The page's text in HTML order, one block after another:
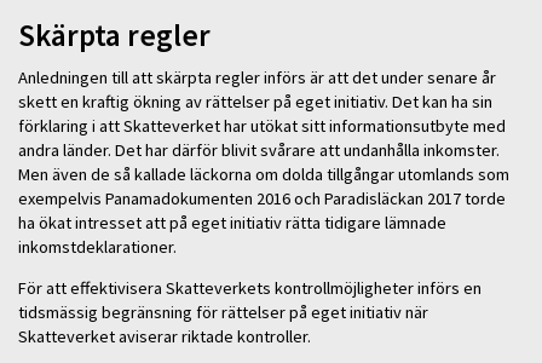
Skärpta regler
Anledningen till att skärpta regler införs är att det under senare år
skett en kraftig ökning av rättelser på eget initiativ. Det kan ha sin
förklaring i att Skatteverket har utökat sitt informationsutbyte med
andra länder. Det har därför blivit svårare att undanhålla inkomster.
Men även de så kallade läckorna om dolda tillgångar utomlands som
exempelvis Panamadokumenten 2016 och Paradisläckan 2017 torde
ha ökat intresset att på eget initiativ rätta tidigare lämnade
inkomstdeklarationer.
För att effektivisera Skatteverkets kontrollmöjligheter införs en
tidsmässig begränsning för rättelser på eget initiativ när
Skatteverket aviserar riktade kontroller.